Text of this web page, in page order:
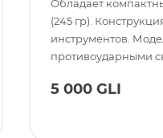
Обладает
(245 гр).
инструментов.
противоударными
5 000 GLI